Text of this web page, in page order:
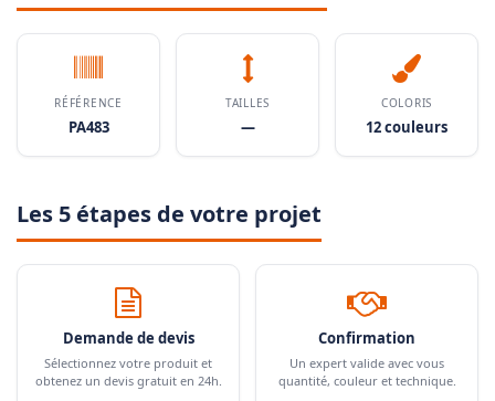
RÉFÉRENCE
PA483
TAILLES
—
COLORIS
12 couleurs
Les 5 étapes de votre projet
Demande de devis
Sélectionnez votre produit et
obtenez un devis gratuit en 24h.
Confirmation
Un expert valide avec vous
quantité, couleur et technique.